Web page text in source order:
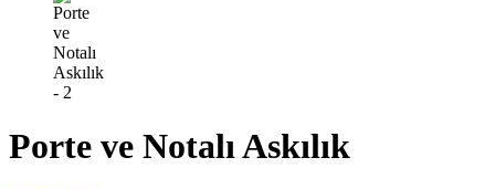
Porte ve Notalı Askılık